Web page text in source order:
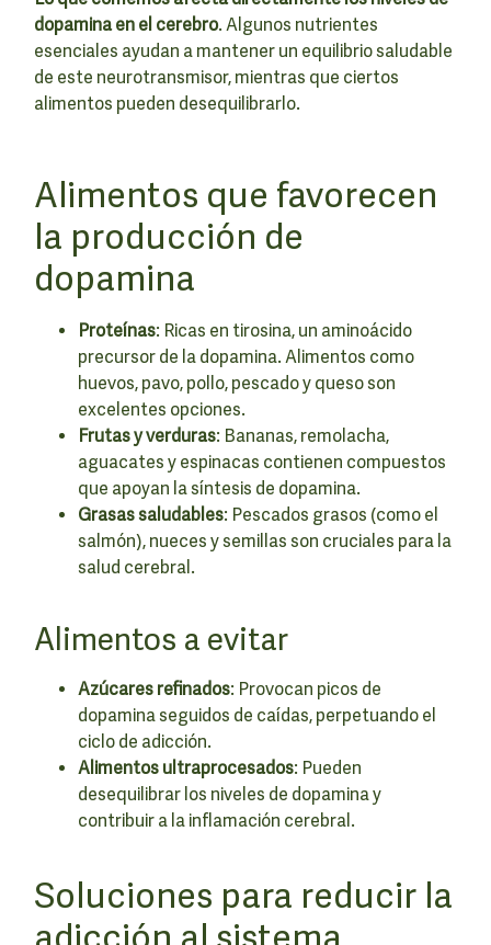
dopamina en el cerebro. Algunos nutrientes
esenciales ayudan a mantener un equilibrio saludable
de este neurotransmisor, mientras que ciertos
alimentos pueden desequilibrarlo.
Alimentos que favorecen
la producción de
dopamina
Proteínas: Ricas en tirosina, un aminoácido
precursor de la dopamina. Alimentos como
huevos, pavo, pollo, pescado y queso son
excelentes opciones.
Frutas y verduras: Bananas, remolacha,
aguacates y espinacas contienen compuestos
que apoyan la síntesis de dopamina.
Grasas saludables: Pescados grasos (como el
salmón), nueces y semillas son cruciales para la
salud cerebral.
Alimentos a evitar
Azúcares refinados: Provocan picos de
dopamina seguidos de caídas, perpetuando el
ciclo de adicción.
Alimentos ultraprocesados: Pueden
desequilibrar los niveles de dopamina y
contribuir a la inflamación cerebral.
Soluciones para reducir la